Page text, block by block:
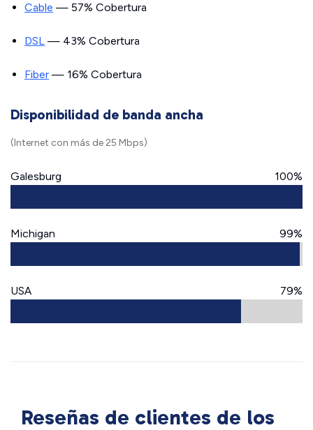
Cable — 57% Cobertura
DSL — 43% Cobertura
Fiber — 16% Cobertura
Disponibilidad de banda ancha
(Internet con más de 25 Mbps)
Galesburg 100%
Michigan 99%
USA 79%
Reseñas de clientes de los